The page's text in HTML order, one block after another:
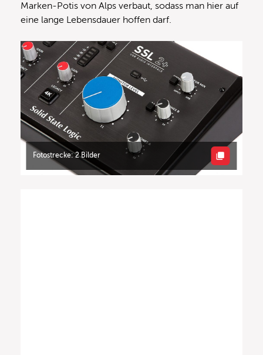
Marken-Potis von Alps verbaut, sodass man hier auf
eine lange Lebensdauer hoffen darf.
Fotostrecke: 2 Bilder